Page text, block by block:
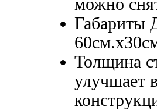
можно
Толщина
улучшает